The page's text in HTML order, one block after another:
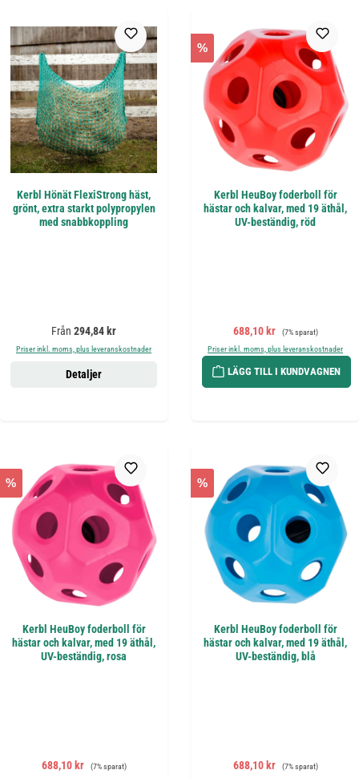
Kerbl Hönät FlexiStrong häst,
grönt, extra starkt polypropylen
med snabbkoppling
Ordinarie pris:
Från 294,84 kr
Priser inkl. moms, plus leveranskostnader
Detaljer
%
Kerbl HeuBoy foderboll för
hästar och kalvar, med 19 äthål,
UV-beständig, röd
Försäljningspris:
688,10 kr Ordinarie pris:
(7% sparat)
Priser inkl. moms, plus leveranskostnader
LÄGG TILL I KUNDVAGNEN
%
Kerbl HeuBoy foderboll för
hästar och kalvar, med 19 äthål,
UV-beständig, rosa
Försäljningspris:
688,10 kr Ordinarie pris:
(7% sparat)
%
Kerbl HeuBoy foderboll för
hästar och kalvar, med 19 äthål,
UV-beständig, blå
Försäljningspris:
688,10 kr Ordinarie pris:
(7% sparat)